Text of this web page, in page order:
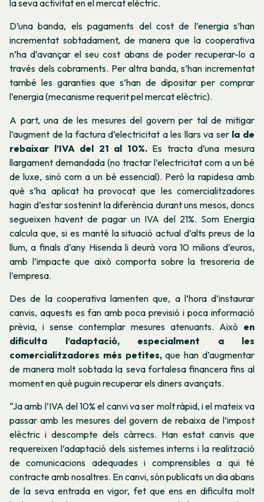
la seva activitat en el mercat elèctric.
D’una banda, els pagaments del cost de l’energia s’han
incrementat sobtadament, de manera que la cooperativa
n’ha d’avançar el seu cost abans de poder recuperar-lo a
través dels cobraments. Per altra banda, s’han incrementat
també les garanties que s’han de dipositar per comprar
l’energia (mecanisme requerit pel mercat elèctric).
A part, una de les mesures del govern per tal de mitigar
l’augment de la factura d’electricitat a les llars va ser la de
rebaixar l’IVA del 21 al 10%.Es tracta d’una mesura
llargament demandada (no tractar l’electricitat com a un bé
de luxe, sinó com a un bé essencial). Però la rapidesa amb
què s’ha aplicat ha provocat que les comercialitzadores
hagin d’estar sostenint la diferència durant uns mesos, doncs
segueixen havent de pagar un IVA del 21%. Som Energia
calcula que, si es manté la situació actual d’alts preus de la
llum, a finals d’any Hisenda li deurà vora 10 milions d’euros,
amb l’impacte que això comporta sobre la tresoreria de
l’empresa.
Des de la cooperativa lamentenque, a l’hora d’instaurar
canvis, aquests es fan amb poca previsió i poca informació
prèvia, i sense contemplar mesures atenuants. Això en
dificulta l’adaptació, especialment a les
comercialitzadores més petites,que han d’augmentar
de manera molt sobtada la seva fortalesa financera fins al
moment en què puguin recuperar els diners avançats.
“Ja amb l’IVA del 10% el canvi va ser molt ràpid, i el mateix va
passar amb les mesures del govern de rebaixa de l’impost
elèctric i descompte dels càrrecs. Han estat canvis que
requereixen l’adaptació dels sistemes interns i la realització
de comunicacions adequades i comprensibles a qui té
contracte amb nosaltres. En canvi, són publicats un dia abans
de la seva entrada en vigor, fet que ens en dificulta molt